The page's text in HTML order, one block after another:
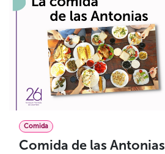
Comida
Comida de las Antonias